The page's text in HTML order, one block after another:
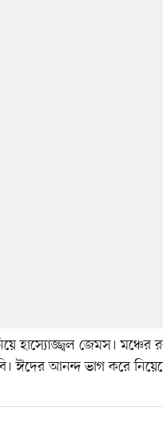
হাস্যোজ্জ্বল জেমস। মঞ্চের
ঈদের আনন্দ ভাগ করে